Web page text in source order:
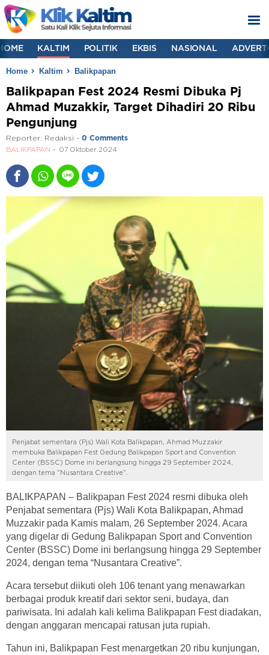
KALTIM POLITIK EKBIS NASIONAL
Home Kaltim Balikpapan
Balikpapan Fest 2024 Resmi Dibuka Pj
Ahmad Muzakkir, Target Dihadiri 20 Ribu
Pengunjung
Reporter: Redaksi - 0 Comments
BALIKPAPAN 07 Oktober 2024
Penjabat sementara (Pjs) Wali Kota Balikpapan, Ahmad Muzzakir
membuka Balikpapan Fest Gedung Balikpapan Sport and Convention
Center (BSSC) Dome ini berlangsung hingga 29 September 2024,
dengan tema “Nusantara Creative”.
BALIKPAPAN – Balikpapan Fest 2024 resmi dibuka oleh
Penjabat sementara (Pjs) Wali Kota Balikpapan, Ahmad
Muzzakir pada Kamis malam, 26 September 2024. Acara
yang digelar di Gedung Balikpapan Sport and Convention
Center (BSSC) Dome ini berlangsung hingga 29 September
2024, dengan tema “Nusantara Creative”.
Acara tersebut diikuti oleh 106 tenant yang menawarkan
berbagai produk kreatif dari sektor seni, budaya, dan
pariwisata. Ini adalah kali kelima Balikpapan Fest diadakan,
dengan anggaran mencapai ratusan juta rupiah.
Tahun ini, Balikpapan Fest menargetkan 20 ribu kunjungan,